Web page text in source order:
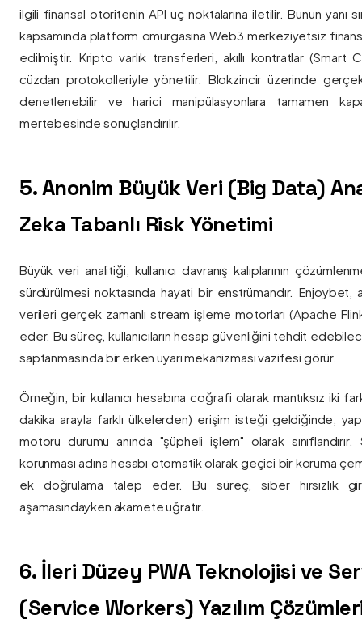
ilgili finansal otoritenin API uç noktalarına iletilir. Bunun yanı
kapsamında platform omurgasına Web3 merkeziyetsiz
edilmiştir. Kripto varlık transferleri, akıllı kontratlar (Smart
cüzdan protokolleriyle yönetilir. Blokzincir üzerinde
denetlenebilir ve harici manipülasyonlara tamamen
mertebesinde sonuçlandırılır.
5. Anonim Büyük Veri (Big Data)
Zeka Tabanlı Risk Yönetimi
Büyük veri analitiği, kullanıcı davranış kalıplarının
sürdürülmesi noktasında hayati bir enstrümandır. Enjoybet,
verileri gerçek zamanlı stream işleme motorları (Apache Flink
eder. Bu süreç, kullanıcıların hesap güvenliğini tehdit
saptanmasında bir erken uyarı mekanizması vazifesi görür.
Örneğin, bir kullanıcı hesabına coğrafi olarak mantıksız iki
dakika arayla farklı ülkelerden) erişim isteği geldiğinde,
motoru durumu anında "şüpheli işlem" olarak sınıflandırır.
korunması adına hesabı otomatik olarak geçici bir koruma
ek doğrulama talep eder. Bu süreç, siber hırsızlık
aşamasındayken akamete uğratır.
6. İleri Düzey PWA Teknolojisi ve
(Service Workers) Yazılım